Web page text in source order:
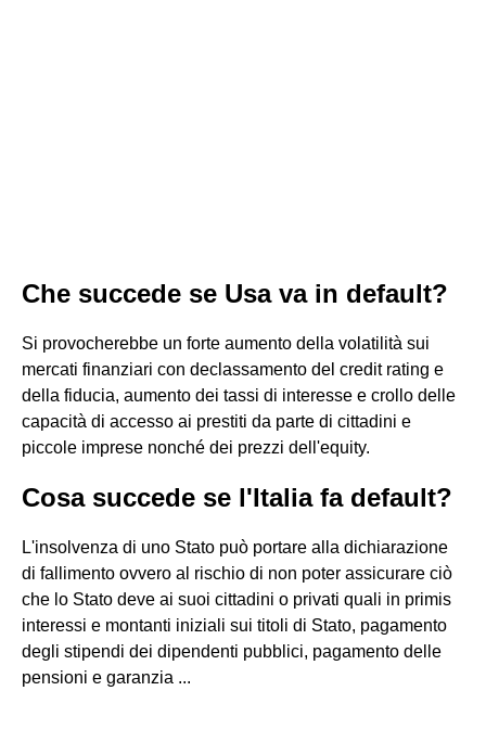
Che succede se Usa va in default?
Si provocherebbe un forte aumento della volatilità sui
mercati finanziari con declassamento del credit rating e
della fiducia, aumento dei tassi di interesse e crollo delle
capacità di accesso ai prestiti da parte di cittadini e
piccole imprese nonché dei prezzi dell'equity.
Cosa succede se l'Italia fa default?
L'insolvenza di uno Stato può portare alla dichiarazione
di fallimento ovvero al rischio di non poter assicurare ciò
che lo Stato deve ai suoi cittadini o privati quali in primis
interessi e montanti iniziali sui titoli di Stato, pagamento
degli stipendi dei dipendenti pubblici, pagamento delle
pensioni e garanzia ...